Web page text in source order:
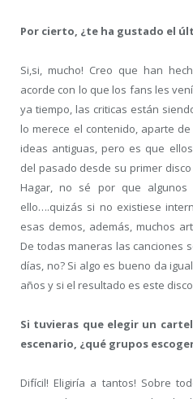
Por cierto, ¿te ha gustado el
Si,si, mucho! Creo que han
acorde con lo que los fans les
ya tiempo, las criticas están
lo merece el contenido, aparte
ideas antiguas, pero es que
del pasado desde su primer
Hagar, no sé por que
ello….quizás si no existiese
esas demos, además, muchos
De todas maneras las canciones
días, no? Si algo es bueno da
años y si el resultado es este
Si tuvieras que elegir un
escenario, ¿qué grupos
Difícil! Eligiría a tantos! Sobre